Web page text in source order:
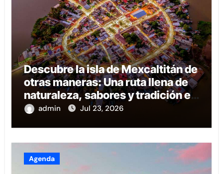
Descubre la isla de Mexcaltitán de
otras maneras: Una ruta llena de
naturaleza, sabores y tradición en
Nayarit
admin Jul 23, 2026
Agenda